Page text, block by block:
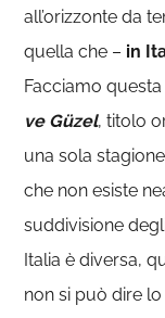
all’orizzonte da
quella che – in
Facciamo
ve Güzel, titolo
una sola
che non esiste
suddivisione
Italia è diversa,
non si può dire